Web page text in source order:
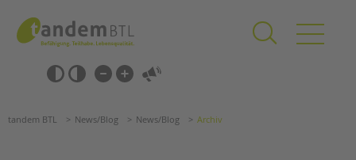
springen
Barrierefrei-
Einstellungen
überspringen
überspringen
tandem BTL News/Blog News/Blog Archiv